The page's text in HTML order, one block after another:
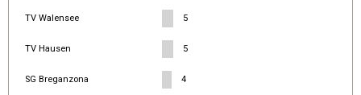
TV Walensee 5
TV Hausen 5
SG Breganzona 4